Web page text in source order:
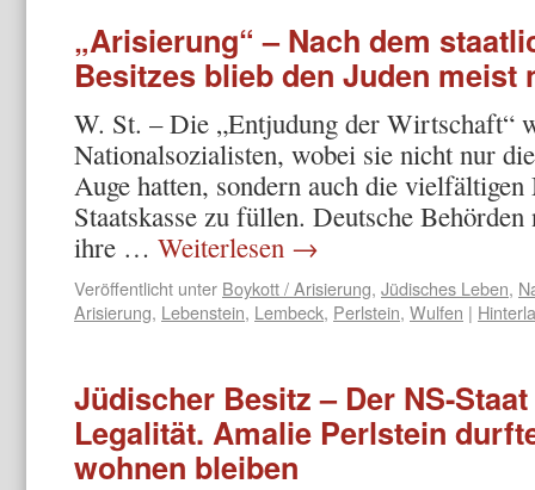
„Arisierung“ – Nach dem
Besitzes blieb den Juden meist
W. St. – Die „Entjudung der Wirtschaft“
Nationalsozialisten, wobei sie nicht nur
Auge hatten, sondern auch die
Staatskasse zu füllen. Deutsche
ihre … Weiterlesen →
Veröffentlicht unter Boykott / Arisierung, Jüdisches Leben,
Arisierung, Lebenstein, Lembeck, Perlstein, Wulfen |
Jüdischer Besitz – Der NS-
Legalität. Amalie Perlstein
wohnen bleiben